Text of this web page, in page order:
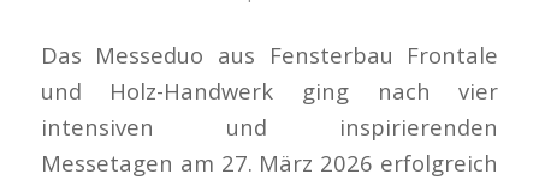
Das Messeduo aus Fensterbau Frontale
und Holz-Handwerk ging nach vier
intensiven und inspirierenden
Messetagen am 27. März 2026 erfolgreich